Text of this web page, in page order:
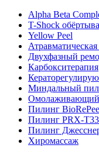
Alpha Beta
T-Shock
Yellow Peel
Двухфазный
Карбокситерапия
Миндальный
Омолаживающий
Пилинг
Пилинг PRX-T33
Пилинг
Хиромассаж